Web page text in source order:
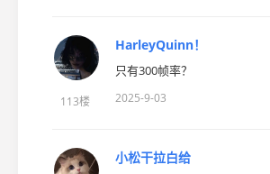
113楼
HarleyQuinn！
只有300帧率？
2025-9-03
小松干拉白给